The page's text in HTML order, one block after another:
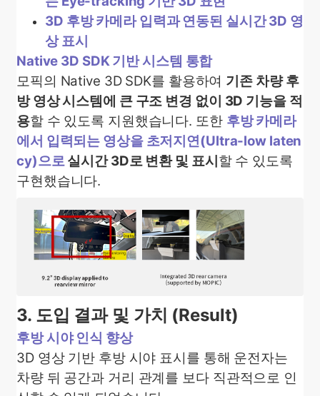
3D 후방 카메라 입력과 연동된 실시간 3D 영
상 표시
Native 3D SDK 기반 시스템 통합
모픽의 Native 3D SDK를 활용하여 기존 차량 후
방 영상 시스템에 큰 구조 변경 없이 3D 기능을 적
용할 수 있도록 지원했습니다. 또한 후방 카메라
에서 입력되는 영상을 초저지연(Ultra-low laten
cy)으로실시간 3D로 변환 및 표시 할 수 있도록
구현했습니다.
3. 도입 결과 및 가치 (Result)
후방 시야 인식 향상
3D 영상 기반 후방 시야 표시를 통해 운전자는
차량 뒤 공간과 거리 관계를 보다 직관적으로 인